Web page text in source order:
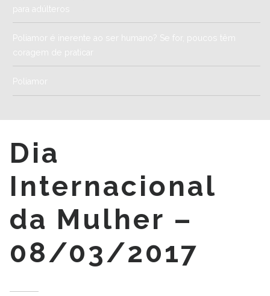
para adúlteros
Poliamor é inerente ao ser humano? Se for, poucos têm
coragem de praticar
Poliamor
Dia
Internacional
da Mulher –
08/03/2017